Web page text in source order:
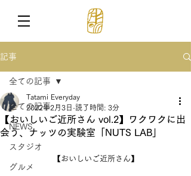
記事
全ての記事
NEWS
スタジオ
グルメ
全ての記事
【おいしいご近所さん vol.2】ワクワクに出
会う、ナッツの実験室「NUTS LAB」
Tatami Everyday
2022年2月3日 読了時間: 3分
【おいしいご近所さん】